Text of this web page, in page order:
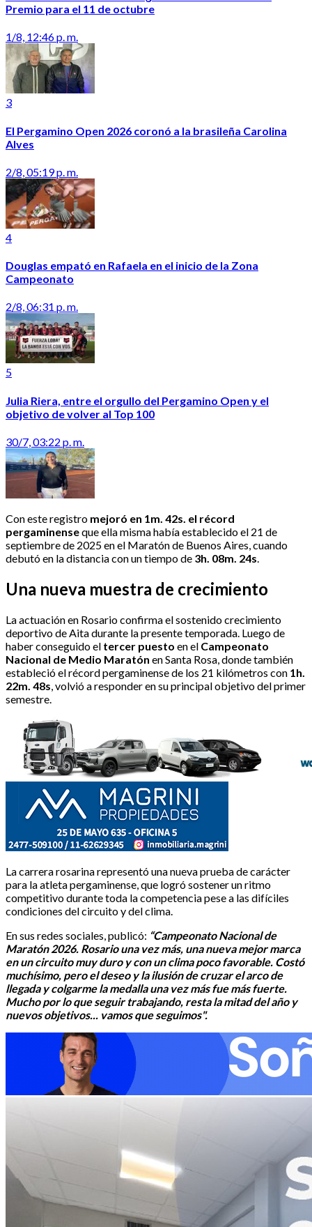
Premio para el 11 de octubre
1/8, 12:46 p. m.
3
El Pergamino Open 2026 coronó a la brasileña Carolina
Alves
2/8, 05:19 p. m.
4
Douglas empató en Rafaela en el inicio de la Zona
Campeonato
2/8, 06:31 p. m.
5
Julia Riera, entre el orgullo del Pergamino Open y el
objetivo de volver al Top 100
30/7, 03:22 p. m.
Con este registro mejoró en 1m. 42s. el récord
pergaminenseque ella misma había establecido el 21 de
septiembre de 2025 en el Maratón de Buenos Aires, cuando
debutó en la distancia con un tiempo de 3h. 08m. 24s.
Una nueva muestra de crecimiento
La actuación en Rosario confirma el sostenido crecimiento
deportivo de Aita durante la presente temporada. Luego de
haber conseguido el tercer puesto en el Campeonato
Nacional de Medio Maratón en Santa Rosa, donde también
estableció el récord pergaminense de los 21 kilómetros con 1h.
22m. 48s , volvió a responder en su principal objetivo del primer
semestre.
La carrera rosarina representó una nueva prueba de carácter
para la atleta pergaminense, que logró sostener un ritmo
competitivo durante toda la competencia pese a las difíciles
condiciones del circuito y del clima.
En sus redes sociales, publicó: “Campeonato Nacional de
Maratón 2026. Rosario una vez más, una nueva mejor marca
en un circuito muy duro y con un clima poco favorable. Costó
muchísimo, pero el deseo y la ilusión de cruzar el arco de
llegada y colgarme la medalla una vez más fue más fuerte.
Mucho por lo que seguir trabajando, resta la mitad del año y
nuevos objetivos... vamos que seguimos".